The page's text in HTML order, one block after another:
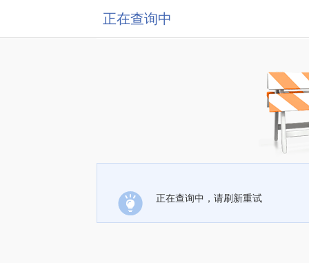
正在查询中
正在查询中，请刷新重试